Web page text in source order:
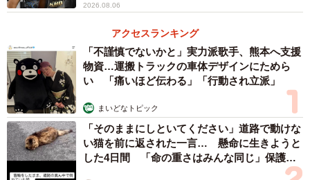
2026.08.06
アクセスランキング
「不謹慎でないかと」実力派歌手、熊本へ支援
物資…運搬トラックの車体デザインにためら
い 「痛いほど伝わる」「行動され立派」
まいどなトピック
「そのままにしといてください」道路で動けな
い猫を前に返された一言… 懸命に生きようと
した4日間 「命の重さはみんな同じ」保護団